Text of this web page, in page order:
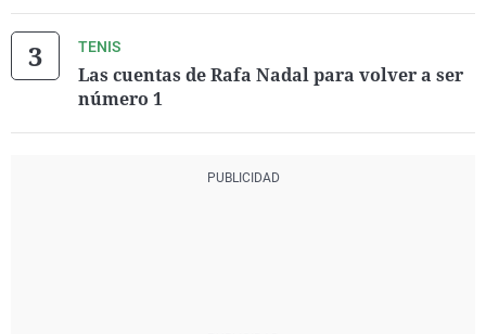
TENIS
Las cuentas de Rafa Nadal para volver a ser
número 1